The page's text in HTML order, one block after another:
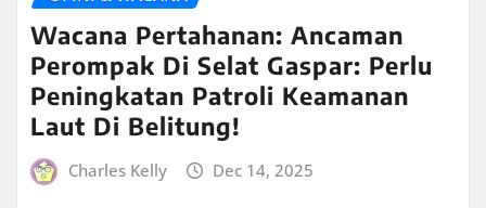
Wacana Pertahanan: Ancaman
Perompak Di Selat Gaspar: Perlu
Peningkatan Patroli Keamanan
Laut Di Belitung!
Charles Kelly Dec 14, 2025